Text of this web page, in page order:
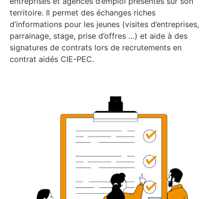
territoire. Il permet des échanges riches
d’informations pour les jeunes (visites d’entreprises,
parrainage, stage, prise d’offres …) et aide à des
signatures de contrats lors de recrutements en
contrat aidés CIE-PEC.